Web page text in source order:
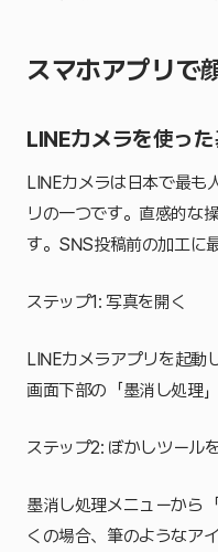
スマホアプリで
LINEカメラを使っ
LINEカメラは日本で最も
リの一つです。直感的な
す。SNS投稿前の加工に
ステップ1: 写真を開く
LINEカメラアプリを起動
画面下部の「墨消し処理
ステップ2: ぼかしツール
墨消し処理メニューから
くの場合、筆のようなア